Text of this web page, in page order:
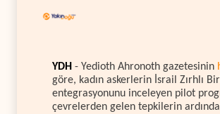
YDH - Yedioth Ahronoth gazetesinin
göre, kadın askerlerin İsrail Zırhlı
entegrasyonunu inceleyen pilot
çevrelerden gelen tepkilerin